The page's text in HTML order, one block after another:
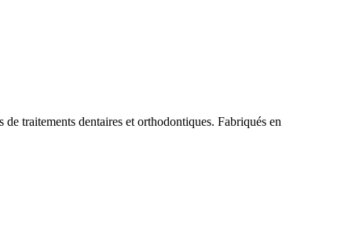
traitements dentaires et orthodontiques. Fabriqués en